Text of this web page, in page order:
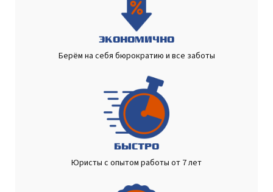
ЭКОНОМИЧНО
Берём на себя бюрократию и все заботы
БЫСТРО
Юристы с опытом работы от 7 лет